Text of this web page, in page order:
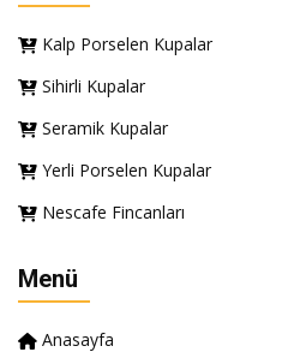
Kalp Porselen Kupalar
Sihirli Kupalar
Seramik Kupalar
Yerli Porselen Kupalar
Nescafe Fincanları
Menü
Anasayfa